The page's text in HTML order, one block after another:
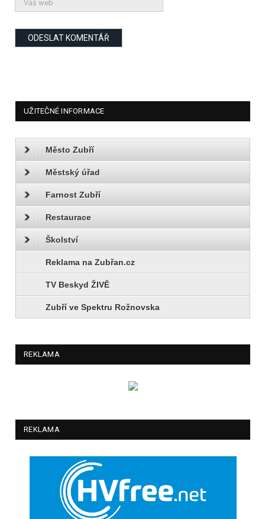
UŽITEČNÉ INFORMACE
Město Zubří
Městský úřad
Farnost Zubří
Restaurace
Školství
Reklama na Zubřan.cz
TV Beskyd ŽIVĚ
Zubří ve Spektru Rožnovska
REKLAMA
REKLAMA